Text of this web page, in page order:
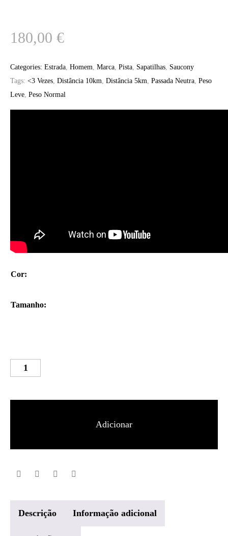
180,00 €
Categories: Estrada, Homem, Marca, Pista, Sapatilhas, Saucony
Tags: <3 Vezes, Distância 10km, Distância 5km, Passada Neutra, Peso
Leve, Peso Normal
Cor:
Tamanho:
Quantidade
Adicionar
Descrição Informação adicional